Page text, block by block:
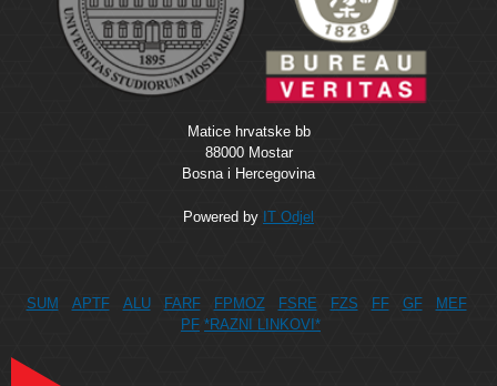
Matice hrvatske bb
88000 Mostar
Bosna i Hercegovina
Powered by IT Odjel
SUM APTF ALU FARF FPMOZ FSRE FZS FF GF
MEF
PF *RAZNI LINKOVI*